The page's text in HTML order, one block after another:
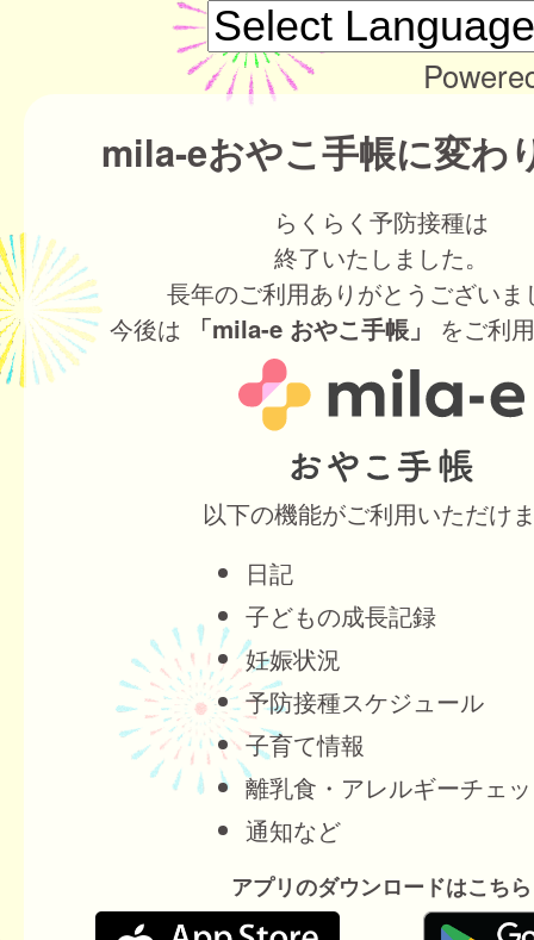
mila-eおやこ手帳に変わ
らくらく予防接種は
終了いたしました。
長年のご利用ありがとうございま
今後は
「mila-e おやこ手帳」 をご利
以下の機能がご利用いただけ
日記
子どもの成長記録
妊娠状況
予防接種スケジュール
子育て情報
離乳食・アレルギーチェ
通知など
アプリのダウンロードはこちら